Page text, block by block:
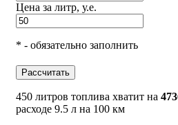
Цена за литр, у.е.
* - обязательно заполнить
Рассчитать
450 литров топлива хватит на
расходе 9.5 л на 100 км